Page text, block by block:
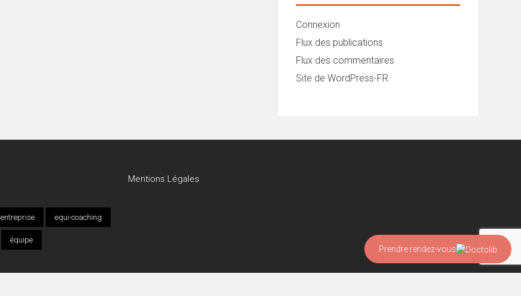
Prendre rendez-vous
Connexion
Flux des publications
Flux des commentaires
Site de WordPress-FR
entreprise equi-coaching
équipe
Mentions Légales